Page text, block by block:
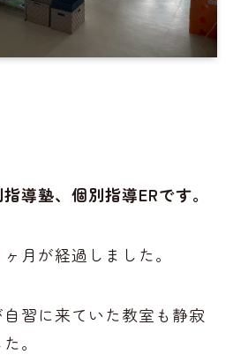
導塾、個別指導ERです。
月が経過しました。
習に来ていた教室も静寂
。